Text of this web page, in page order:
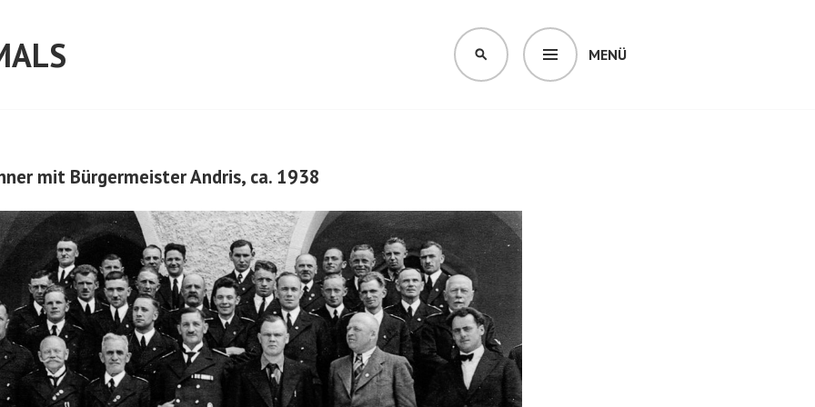
MENÜ
SUCHEN
mit Bürgermeister Andris, ca. 1938